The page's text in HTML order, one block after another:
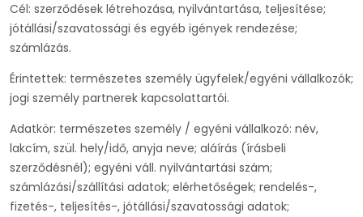
Cél: szerződések létrehozása, nyilvántartása, teljesítése;
jótállási/szavatossági és egyéb igények rendezése;
számlázás.
Érintettek: természetes személy ügyfelek/egyéni vállalkozók;
jogi személy partnerek kapcsolattartói.
Adatkör: természetes személy / egyéni vállalkozó: név,
lakcím, szül. hely/idő, anyja neve; aláírás (írásbeli
szerződésnél); egyéni váll. nyilvántartási szám;
számlázási/szállítási adatok; elérhetőségek; rendelés-,
fizetés-, teljesítés-, jótállási/szavatossági adatok;